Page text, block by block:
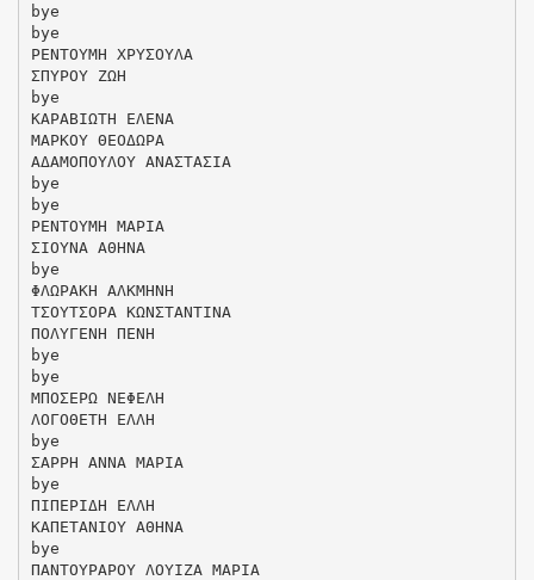
bye
bye
ΡΕΝΤΟΥΜΗ ΧΡΥΣΟΥΛΑ
ΣΠΥΡΟΥ ΖΩΗ
bye
ΚΑΡΑΒΙΩΤΗ ΕΛΕΝΑ
ΜΑΡΚΟΥ ΘΕΟΔΩΡΑ
ΑΔΑΜΟΠΟΥΛΟΥ ΑΝΑΣΤΑΣΙΑ
bye
bye
ΡΕΝΤΟΥΜΗ ΜΑΡΙΑ
ΣΙΟΥΝΑ ΑΘΗΝΑ
bye
ΦΛΩΡΑΚΗ ΑΛΚΜΗΝΗ
ΤΣΟΥΤΣΟΡΑ ΚΩΝΣΤΑΝΤΙΝΑ
ΠΟΛΥΓΕΝΗ ΠΕΝΗ
bye
bye
ΜΠΟΣΕΡΩ ΝΕΦΕΛΗ
ΛΟΓΟΘΕΤΗ ΕΛΛΗ
bye
ΣΑΡΡΗ ΑΝΝΑ ΜΑΡΙΑ
bye
ΠΙΠΕΡΙΔΗ ΕΛΛΗ
ΚΑΠΕΤΑΝΙΟΥ ΑΘΗΝΑ
bye
ΠΑΝΤΟΥΡΑΡΟΥ ΛΟΥΙΖΑ ΜΑΡΙΑ